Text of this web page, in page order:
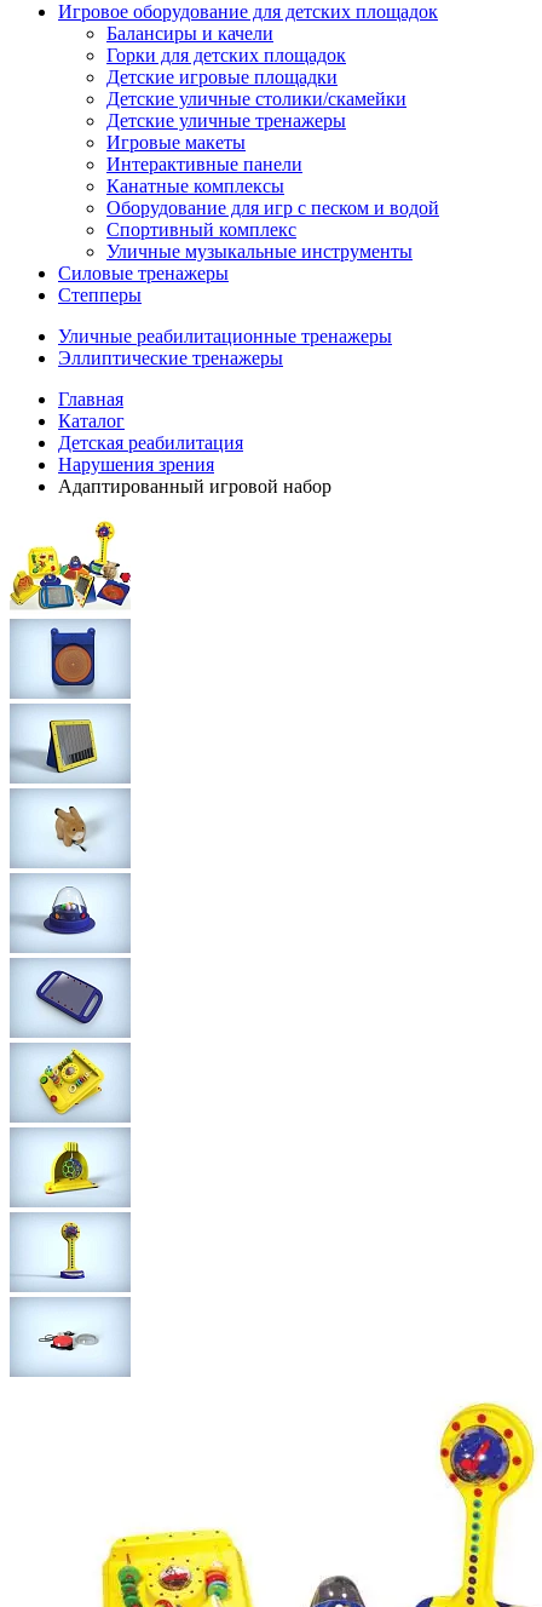
Игровое оборудование для детских площадок
Балансиры и качели
Горки для детских площадок
Детские игровые площадки
Детские уличные столики/скамейки
Детские уличные тренажеры
Игровые макеты
Интерактивные панели
Канатные комплексы
Оборудование для игр с песком и водой
Спортивный комплекс
Уличные музыкальные инструменты
Силовые тренажеры
Степперы
Уличные реабилитационные тренажеры
Эллиптические тренажеры
Главная
Каталог
Детская реабилитация
Нарушения зрения
Адаптированный игровой набор